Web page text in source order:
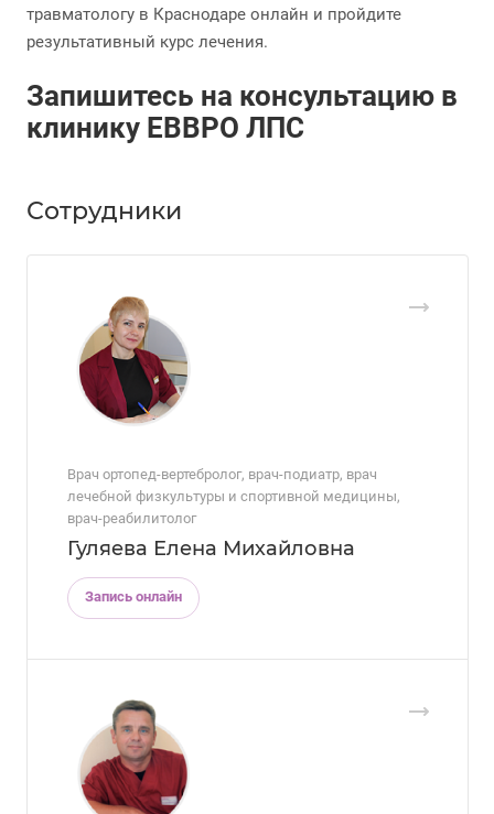
травматологу в Краснодаре онлайн и пройдите
результативный курс лечения.
Запишитесь на консультацию в
клинику ЕВВРО ЛПС
Сотрудники
Врач ортопед-вертебролог, врач-подиатр, врач
лечебной физкультуры и спортивной медицины,
врач-реабилитолог
Гуляева Елена Михайловна
Запись онлайн